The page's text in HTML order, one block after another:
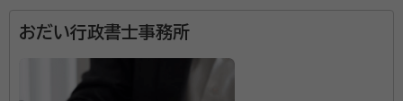
昭和56年7月6日生まれ 群馬県桐生市境野町出身 境野小学校卒
業 境野中学校卒業 太田高校卒業 早稲田大学法学部卒業
おだい行政書士事務所